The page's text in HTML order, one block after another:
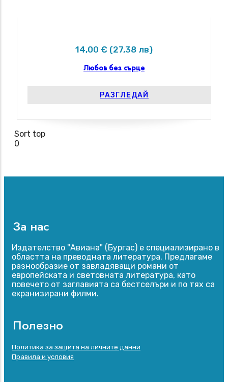
14,00 € (27,38 лв)
Любов без сърце
РАЗГЛЕДАЙ
Sort top
0
За нас
Издателство "Авиана" (Бургас) е специализирано в
областта на преводната литература. Предлагаме
разнообразие от завладяващи романи от
европейската и световната литература, като
повечето от заглавията са бестселъри и по тях са
екранизирани филми.
Полезно
Footer
menu
Политика за защита на личните данни
Правила и условия